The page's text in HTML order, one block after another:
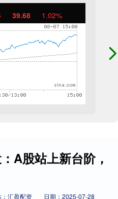
39.68 1.02%
A股站上新台阶，
：汇盈配资
日期：2025-07-28